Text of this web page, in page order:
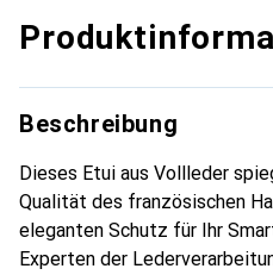
Beschreibung
Dieses Etui aus Vollleder
Qualität des französischen
eleganten Schutz für Ihr
Experten der